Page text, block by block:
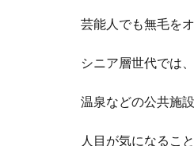
芸能人でも無毛を
シニア層世代では、
温泉などの公共施
人目が気になるこ